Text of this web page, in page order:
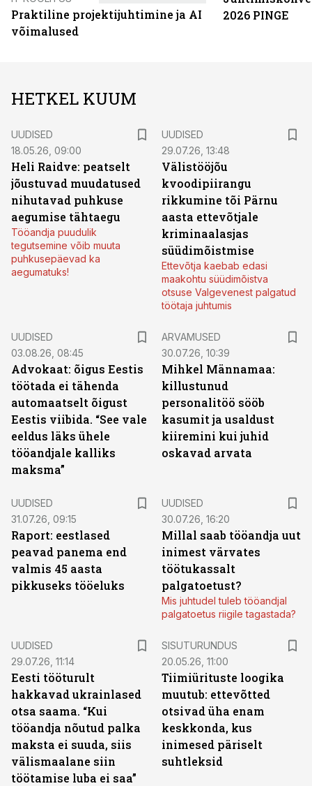
Praktiline projektijuhtimine ja AI
võimalused
2026 PINGE
HETKEL KUUM
UUDISED
18.05.26, 09:00
Heli Raidve: peatselt
jõustuvad muudatused
nihutavad puhkuse
aegumise tähtaegu
Tööandja puudulik
tegutsemine võib muuta
puhkusepäevad ka
aegumatuks!
UUDISED
29.07.26, 13:48
Välistööjõu
kvoodipiirangu
rikkumine tõi Pärnu
aasta ettevõtjale
kriminaalasjas
süüdimõistmise
Ettevõtja kaebab edasi
maakohtu süüdimõistva
otsuse Valgevenest palgatud
töötaja juhtumis
UUDISED
03.08.26, 08:45
Advokaat: õigus Eestis
töötada ei tähenda
automaatselt õigust
Eestis viibida. “See vale
eeldus läks ühele
tööandjale kalliks
maksma”
ARVAMUSED
30.07.26, 10:39
Mihkel Männamaa:
killustunud
personalitöö sööb
kasumit ja usaldust
kiiremini kui juhid
oskavad arvata
UUDISED
31.07.26, 09:15
Raport: eestlased
peavad panema end
valmis 45 aasta
pikkuseks tööeluks
UUDISED
30.07.26, 16:20
Millal saab tööandja uut
inimest värvates
töötukassalt
palgatoetust?
Mis juhtudel tuleb tööandjal
palgatoetus riigile tagastada?
UUDISED
29.07.26, 11:14
Eesti tööturult
hakkavad ukrainlased
otsa saama. “Kui
tööandja nõutud palka
maksta ei suuda, siis
välismaalane siin
töötamise luba ei saa”
SISUTURUNDUS
20.05.26, 11:00
Tiimiürituste loogika
muutub: ettevõtted
otsivad üha enam
keskkonda, kus
inimesed päriselt
suhtleksid